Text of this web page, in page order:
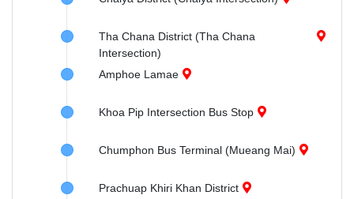
Tha Chana District (Tha Chana
Intersection)
Amphoe Lamae
Khoa Pip Intersection Bus Stop
Chumphon Bus Terminal (Mueang Mai)
Prachuap Khiri Khan District